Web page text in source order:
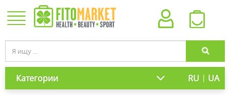
Категории RU | UA